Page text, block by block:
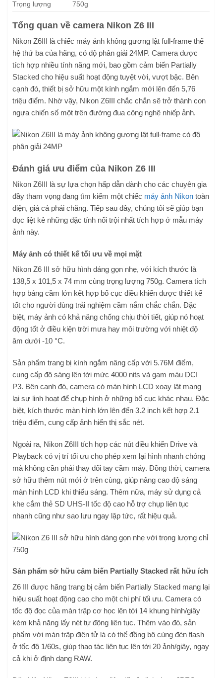
Trọng lượng
750g
Tổng quan về camera Nikon Z6 III
Nikon Z6III là chiếc máy ảnh không gương lật full-frame thế
hệ thứ ba của hãng, có độ phân giải 24MP. Camera được
tích hợp nhiều tính năng mới, bao gồm cảm biến Partially
Stacked cho hiệu suất hoạt động tuyệt vời, vượt bậc. Bên
cạnh đó, thiết bị sở hữu một kính ngắm mới lên đến 5,76
triệu điểm. Nhờ vậy, Nikon Z6III chắc chắn sẽ trở thành con
ngựa chiến số một trên đường đua công nghệ nhiếp ảnh.
Đánh giá ưu điểm của Nikon Z6 III
Nikon Z6III là sự lựa chọn hấp dẫn dành cho các chuyên gia
đầy tham vọng đang tìm kiếm một chiếc máy ảnh Nikon toàn
diện, giá cả phải chăng. Tiếp sau đây, chúng tôi sẽ giúp bạn
đọc liệt kê những đặc tính nổi trội nhất tích hợp ở mẫu máy
ảnh này.
Máy ảnh có thiết kế tối ưu về mọi mặt
Nikon Z6 III sở hữu hình dáng gọn nhẹ, với kích thước là
138,5 x 101,5 x 74 mm cùng trọng lượng 750g. Camera tích
hợp báng cầm lớn kết hợp bố cục điều khiển được thiết kế
tốt cho người dùng trải nghiệm cầm nắm chắc chắn. Đặc
biệt, máy ảnh có khả năng chống chịu thời tiết, giúp nó hoạt
động tốt ở điều kiện trời mưa hay môi trường với nhiệt độ
âm dưới -10 °C.
Sản phẩm trang bị kính ngắm nâng cấp với 5.76M điểm,
cung cấp độ sáng lên tới mức 4000 nits và gam màu DCI
P3. Bên cạnh đó, camera có màn hình LCD xoay lật mang
lại sự linh hoạt để chụp hình ở những bố cục khác nhau. Đặc
biệt, kích thước màn hình lớn lên đến 3.2 inch kết hợp 2.1
triệu điểm, cung cấp ảnh hiển thị sắc nét.
Ngoài ra, Nikon Z6III tích hợp các nút điều khiển Drive và
Playback có vị trí tối ưu cho phép xem lại hình nhanh chóng
mà không cần phải thay đổi tay cầm máy. Đồng thời, camera
sở hữu thêm nút mới ở trên cùng, giúp nâng cao độ sáng
màn hình LCD khi thiếu sáng. Thêm nữa, máy sử dụng cả
khe cắm thẻ SD UHS-II tốc độ cao hỗ trợ chụp liên tục
nhanh cũng như sao lưu ngay lập tức, rất hiệu quả.
Sản phẩm sở hữu cảm biến Partially Stacked rất hữu ích
Z6 III được hãng trang bị cảm biến Partially Stacked mang lại
hiệu suất hoạt động cao cho một chi phí tối ưu. Camera có
tốc độ đọc của màn trập cơ học lên tới 14 khung hình/giây
kèm khả năng lấy nét tự động liên tục. Thêm vào đó, sản
phẩm với màn trập điện tử là có thể đồng bộ cùng đèn flash
ở tốc độ 1/60s, giúp thao tác liên tục lên tới 20 ảnh/giây, ngay
cả khi ở định dạng RAW.